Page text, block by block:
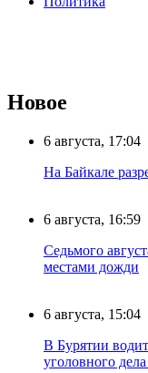
Новое
6 августа, 17:04
На Байкале
6 августа, 16:59
Седьмого
местами дожди
6 августа, 15:04
В Бурятии
уголовного